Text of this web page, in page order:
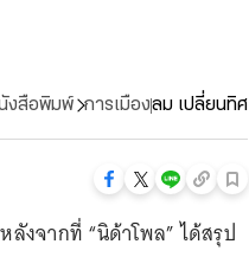
งสือพิมพ์ การเมืองลม เปลี่ยนทิศ
งจากที่ “นิด้าโพล” ได้สรุป